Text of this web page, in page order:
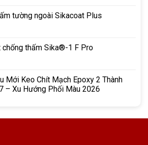
tường ngoài Sikacoat Plus
chống thấm Sika®-1 F Pro
Mới Keo Chít Mạch Epoxy 2 Thành
– Xu Hướng Phối Màu 2026